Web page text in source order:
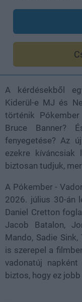
A kérdésekből
Kiderül-e MJ és
történik
Bruce
fenyegetése? Az
ezekre
biztosan tudjuk,
A Pókember -
2026. július 30-án
Daniel Cretton
Jacob Batalon,
Mando, Sadie
is szerepel a
vadonatúj
biztos, hogy ez